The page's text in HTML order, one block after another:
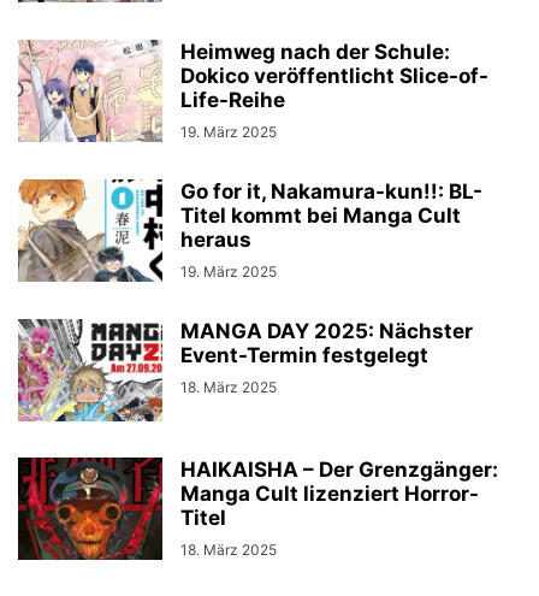
Heimweg nach der Schule:
Dokico veröffentlicht Slice-of-
Life-Reihe
19. März 2025
Go for it, Nakamura-kun!!: BL-
Titel kommt bei Manga Cult
heraus
19. März 2025
MANGA DAY 2025: Nächster
Event-Termin festgelegt
18. März 2025
HAIKAISHA – Der Grenzgänger:
Manga Cult lizenziert Horror-
Titel
18. März 2025